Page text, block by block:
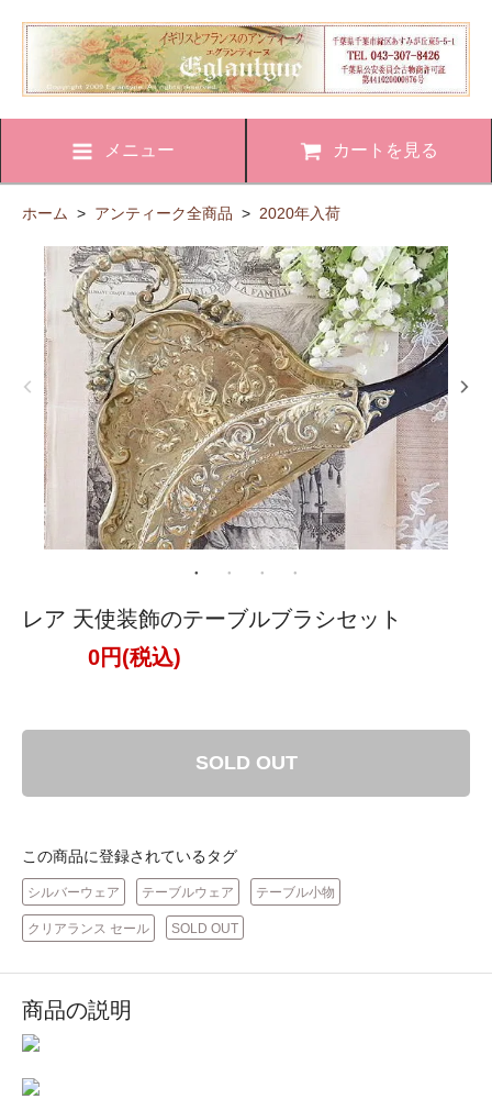
メニュー カートを見る
ホーム > アンティーク全商品 > 2020年入荷
レア 天使装飾のテーブルブラシセット
0円(税込)
SOLD OUT
この商品に登録されているタグ
シルバーウェア テーブルウェア テーブル小物
クリアランス セール SOLD OUT
商品の説明